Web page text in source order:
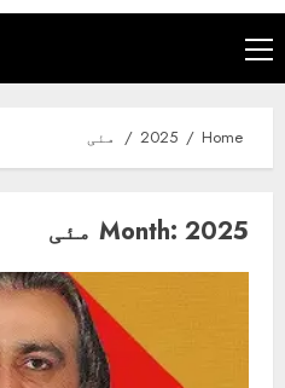
Primary
Menu
Home
2025 مئی
Month: 2025 مئی